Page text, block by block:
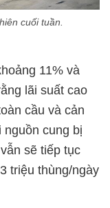
cuối tuần.
11% và
lãi suất cao
cầu và cản
cung bị
sẽ tiếp tục
triệu thùng/ngày